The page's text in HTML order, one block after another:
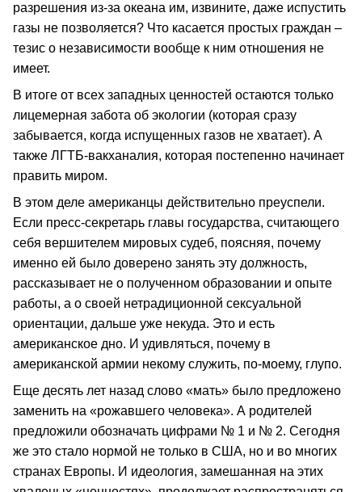
разрешения из-за океана им, извините, даже испустить
газы не позволяется? Что касается простых граждан –
тезис о независимости вообще к ним отношения не
имеет.
В итоге от всех западных ценностей остаются только
лицемерная забота об экологии (которая сразу
забывается, когда испущенных газов не хватает). А
также ЛГТБ-вакханалия, которая постепенно начинает
править миром.
В этом деле американцы действительно преуспели.
Если пресс-секретарь главы государства, считающего
себя вершителем мировых судеб, поясняя, почему
именно ей было доверено занять эту должность,
рассказывает не о полученном образовании и опыте
работы, а о своей нетрадиционной сексуальной
ориентации, дальше уже некуда. Это и есть
американское дно. И удивляться, почему в
американской армии некому служить, по-моему, глупо.
Еще десять лет назад слово «мать» было предложено
заменить на «рожавшего человека». А родителей
предложили обозначать цифрами № 1 и № 2. Сегодня
же это стало нормой не только в США, но и во многих
странах Европы. И идеология, замешанная на этих